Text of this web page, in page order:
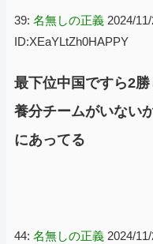
39: 名無しの正義 2024/
ID:XEaYLtZh0HAPPY
最下位中国ですら2勝
養分チームがいない
にあってる
44: 名無しの正義 2024/